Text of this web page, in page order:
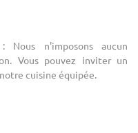
Nous n'imposons aucun
Vous pouvez inviter un
cuisine équipée.